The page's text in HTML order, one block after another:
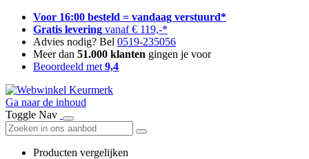
Voor 16:00 besteld = vandaag verstuurd*
Gratis levering vanaf € 119,-*
Advies nodig? Bel 0519-235056
Meer dan 51.000 klanten gingen je voor
Beoordeeld met 9,4
Ga naar de inhoud
Toggle Nav
Producten vergelijken